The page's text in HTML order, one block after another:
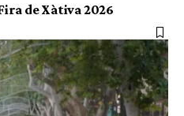
de Xàtiva 2026